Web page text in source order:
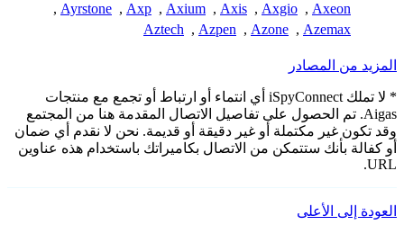
Axeon
,
Axgio
,
Axis
,
Axium
,
Axp
,
Ayrstone
,
Azemax
,
Azone
,
Azpen
,
Aztech
المزيد من المصادر
* لا تملك iSpyConnect أي انتماء أو ارتباط أو تجمع مع منتجات
Aigas. تم الحصول على تفاصيل الاتصال المقدمة هنا من المجتمع
وقد تكون غير مكتملة أو غير دقيقة أو قديمة. نحن لا نقدم أي ضمان
أو كفالة بأنك ستتمكن من الاتصال بكاميراتك باستخدام هذه عناوين
URL.
العودة إلى الأعلى